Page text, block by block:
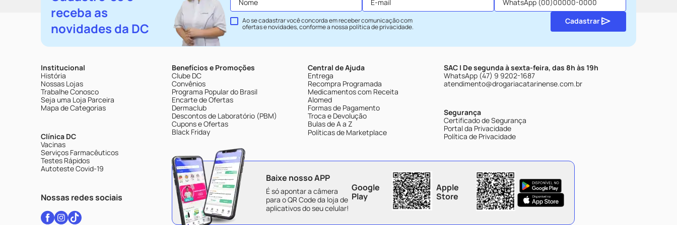
receba as
novidades da DC
Ao se cadastrar você concorda em receber comunicação com
ofertas e novidades, conforme a nossapolítica de privacidade.
Cadastrar
Institucional
História
Nossas Lojas
Trabalhe Conosco
Seja uma Loja Parceira
Mapa de Categorias
Clínica DC
Vacinas
Serviços Farmacêuticos
Testes Rápidos
Autoteste Covid-19
Nossas redes sociais
Benefícios e Promoções
Clube DC
Convênios
Programa Popular do Brasil
Encarte de Ofertas
Dermaclub
Descontos de Laboratório (PBM)
Cupons e Ofertas
Black Friday
Central de Ajuda
Entrega
Recompra Programada
Medicamentos com Receita
Alomed
Formas de Pagamento
Troca e Devolução
Bulas de A a Z
Políticas de Marketplace
SAC | De segunda à sexta-feira, das 8h às 19h
WhatsApp (47) 9 9202-1687
atendimento@drogariacatarinense.com.br
Segurança
Certificado de Segurança
Portal da Privacidade
Política de Privacidade
Baixe nosso APP
É só apontar a câmera
para o QR Code da loja de
aplicativos do seu celular!
Google
Play
Apple
Store